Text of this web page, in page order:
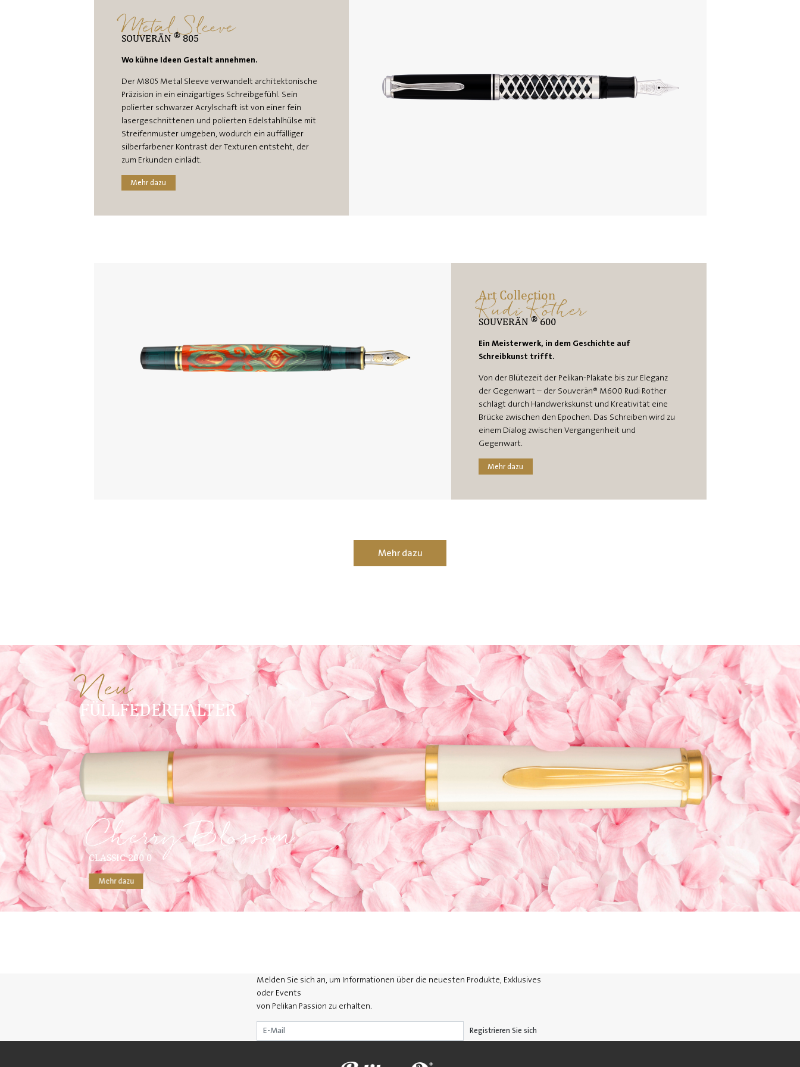
Metal Sleeve
SOUVERÄN®805
Wo kühne Ideen Gestalt annehmen.
Der M805 Metal Sleeve verwandelt architektonische
Präzision in ein einzigartiges Schreibgefühl. Sein
polierter schwarzer Acrylschaft ist von einer fein
lasergeschnittenen und polierten Edelstahlhülse mit
Streifenmuster umgeben, wodurch ein auffälliger
silberfarbener Kontrast der Texturen entsteht, der
zum Erkunden einlädt.
Mehr dazu
Art Collection
Rudi Rother
SOUVERÄN®600
Ein Meisterwerk, in dem Geschichte auf
Schreibkunst trifft.
Von der Blütezeit der Pelikan-Plakate bis zur Eleganz
der Gegenwart – der Souverän® M600 Rudi Rother
schlägt durch Handwerkskunst und Kreativität eine
Brücke zwischen den Epochen. Das Schreiben wird zu
einem Dialog zwischen Vergangenheit und
Gegenwart.
Mehr dazu
Mehr dazu
Neu
FÜLLFEDERHALTER
Cherry Blossom
CLASSIC 200 0
Mehr dazu
Melden Sie sich an, um Informationen über die neuesten Produkte, Exklusives
oder Events
von Pelikan Passion zu erhalten.
Registrieren Sie sich